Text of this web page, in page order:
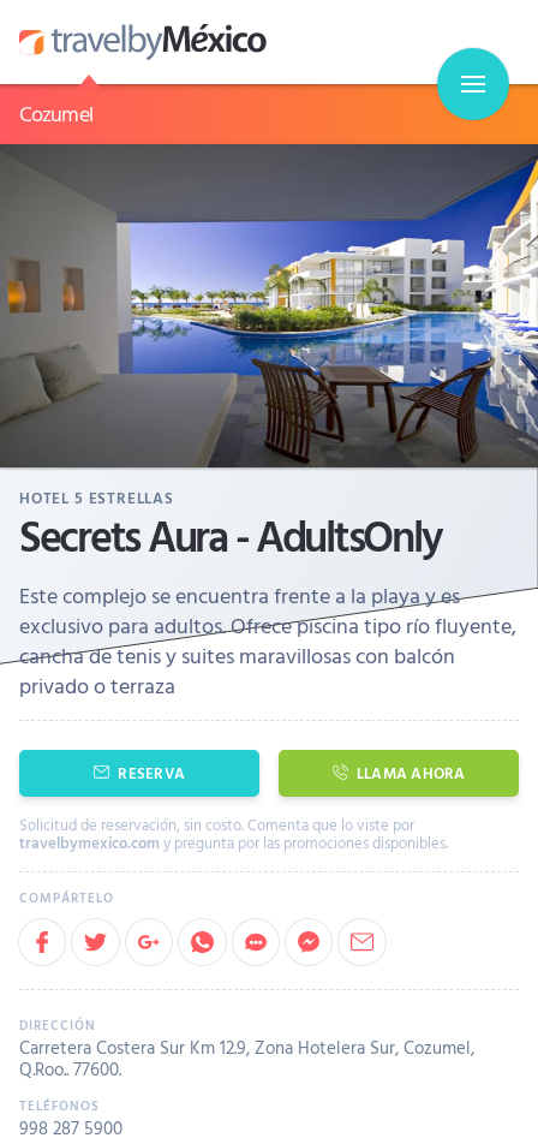
Cozumel
HOTEL 5 ESTRELLAS
Secrets Aura - AdultsOnly
Este complejo se encuentra frente a la playa y es
exclusivo para adultos. Ofrece piscina tipo río fluyente,
cancha de tenis y suites maravillosas con balcón
privado o terraza
RESERVA LLAMA AHORA
Solicitud de reservación, sin costo. Comenta que lo viste por
travelbymexico.com y pregunta por las promociones disponibles.
Carretera Costera Sur Km 12.9, Zona Hotelera Sur, Cozumel,
Q.Roo.. 77600.
998 287 5900